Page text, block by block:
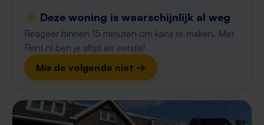
⚡️ Deze woning is waarschijnlijk al weg
Reageer binnen 15 minuten om kans te maken. Met
Rent.nl ben je altijd als eerste!
Mis de volgende niet →